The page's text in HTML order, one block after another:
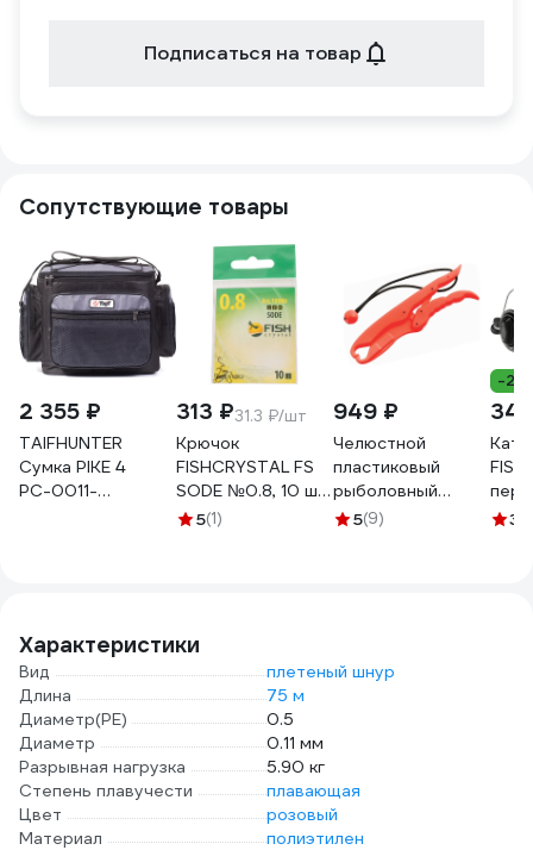
Подписаться на товар
Сопутствующие товары
2 355 ₽
TAIFHUNTER
Сумка PIKE 4
РС-0011-
313 ₽31.3 ₽/шт
Крючок
FISHCRYSTAL FS
SODE №0.8, 10 шт
10006-008F
5(1)
949 ₽
Челюстной
пластиковый
рыболовный
захват LUCKY
5(9)
-
FISHING
3
Характеристики
Вид
плетеный шнур
Длина
75 м
Диаметр(PE)
0.5
Диаметр
0.11 мм
Разрывная нагрузка
5.90 кг
Степень плавучести
плавающая
Цвет
розовый
Материал
полиэтилен